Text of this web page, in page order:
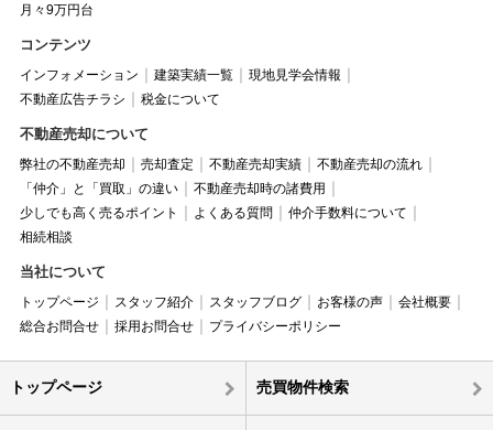
月々9万円台
コンテンツ
インフォメーション 建築実績一覧
現地見学会情報
不動産広告チラシ
税金について
不動産売却について
弊社の不動産売却 売却査定 不動産売却実績
不動産売却の流れ
「仲介」と「買取」の違い
不動産売却時の諸費用
少しでも高く売るポイント
よくある質問
仲介手数料について
相続相談
当社について
トップページ スタッフ紹介 スタッフブログ お客様の声
会社概要
総合お問合せ
採用お問合せ プライバシーポリシー
トップページ 売買物件検索